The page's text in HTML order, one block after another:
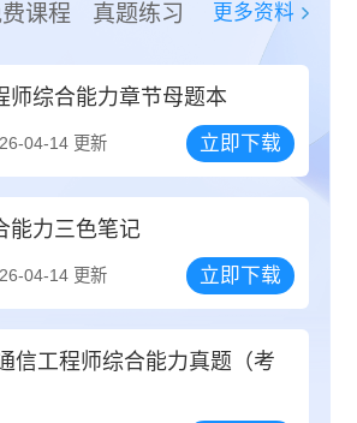
课程 真题练习 更多资料
师综合能力章节母题本
04-14 更新 立即下载
能力三色笔记
04-14 更新 立即下载
信工程师综合能力真题（考